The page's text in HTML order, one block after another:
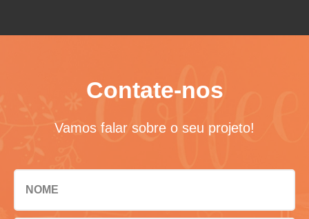
Contate-nos
Vamos falar sobre o seu projeto!
NOME